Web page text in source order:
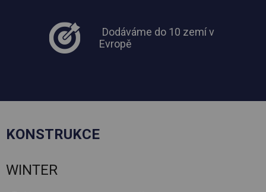
Dodáváme do 10 zemí v
Evropě
KONSTRUKCE
WINTER